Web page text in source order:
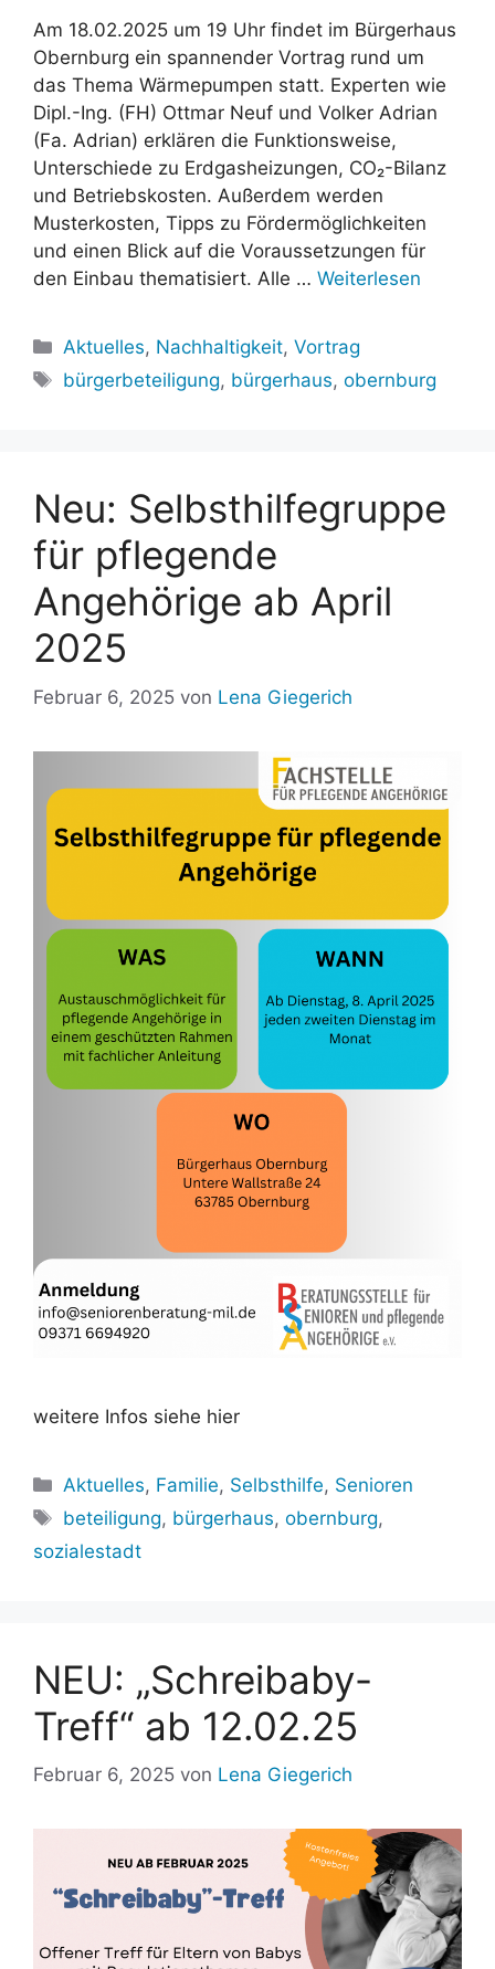
Am 18.02.2025 um 19 Uhr findet im Bürgerhaus
Obernburg ein spannender Vortrag rund um
das Thema Wärmepumpen statt. Experten wie
Dipl.-Ing. (FH) Ottmar Neuf und Volker Adrian
(Fa. Adrian) erklären die Funktionsweise,
Unterschiede zu Erdgasheizungen, CO₂-Bilanz
und Betriebskosten. Außerdem werden
Musterkosten, Tipps zu Fördermöglichkeiten
und einen Blick auf die Voraussetzungen für
den Einbau thematisiert. Alle … Weiterlesen
Kategorien
Aktuelles, Nachhaltigkeit,Vortrag
Schlagwörter
bürgerbeteiligung, bürgerhaus,obernburg
Neu: Selbsthilfegruppe
für pflegende
Angehörige ab April
2025
Februar 6, 2025 von Lena Giegerich
weitere Infos siehe hier
Kategorien
Aktuelles, Familie, Selbsthilfe, Senioren
Schlagwörter
beteiligung, bürgerhaus,obernburg,
sozialestadt
NEU: „Schreibaby-
Treff“ ab 12.02.25
Februar 6, 2025 von Lena Giegerich